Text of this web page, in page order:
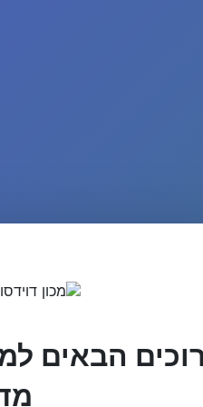
הבאים